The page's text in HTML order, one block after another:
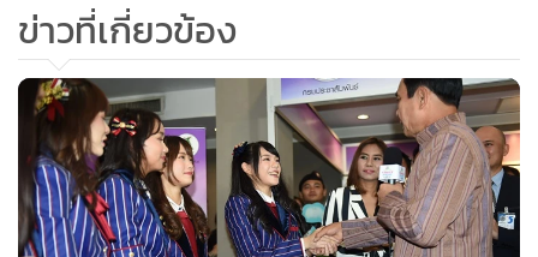
หัวใจจะกะพริบเหมือนกัน เหมือนหัวใจผูกพันกัน ทางด้าน
น.ส.เจนนิษฐ์ กล่าวว่า ในเธียเตอร์จะมีเพลงที่ไม่เคยเอาออกไป
แสดงที่ไหน ถ้าเกิดใครอยากมาดูโชว์พิเศษนี้ จะต้องมาดูใน
เธียเตอร์เท่านั้น ไม่แสดงข้างนอกตามอีเวนต์ต่างๆ ส่วน น.ส.พัศ
ชนันท์ (อร) กล่าวว่า ตอนนี้เราตั้งความหวังว่า เราจะเป็นไอดอล
เกิร์ลกรุ๊ปอันดับ 1 ของประเทศไทย
ข่าวที่เกี่ยวข้อง